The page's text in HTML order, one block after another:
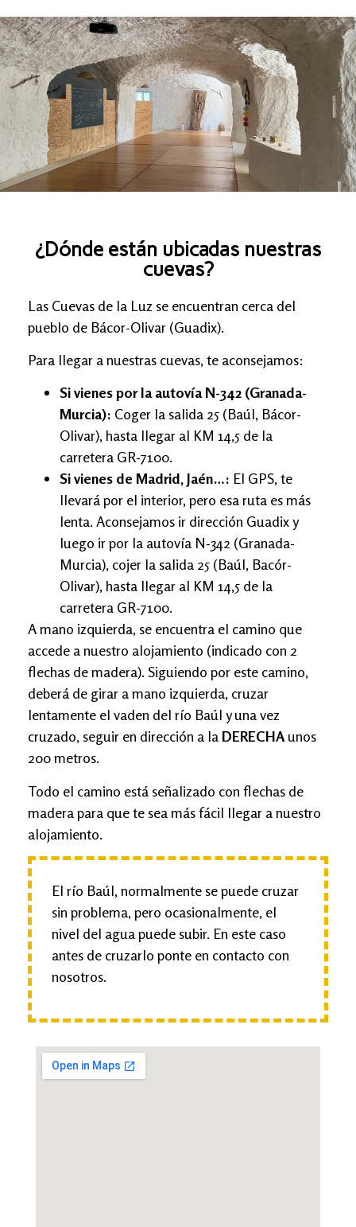
¿Dónde están ubicadas nuestras
cuevas?
Las Cuevas de la Luz se encuentran cerca del
pueblo de Bácor-Olivar (Guadix).
Para llegar a nuestras cuevas, te aconsejamos:
Si vienes por la autovía N-342 (Granada-
Murcia): Coger la salida 25 (Baúl, Bácor-
Olivar), hasta llegar al KM 14,5 de la
carretera GR-7100.
Si vienes de Madrid, Jaén…: El GPS, te
llevará por el interior, pero esa ruta es más
lenta. Aconsejamos ir dirección Guadix y
luego ir por la autovía N-342 (Granada-
Murcia), cojer la salida 25 (Baúl, Bacór-
Olivar), hasta llegar al KM 14,5 de la
carretera GR-7100.
A mano izquierda, se encuentra el camino que
accede a nuestro alojamiento (indicado con 2
flechas de madera). Siguiendo por este camino,
deberá de girar a mano izquierda, cruzar
lentamente el vaden del río Baúl y una vez
cruzado, seguir en dirección a laDERECHAunos
200 metros.
Todo el camino está señalizado con flechas de
madera para que te sea más fácil llegar a nuestro
alojamiento.
El río Baúl, normalmente se puede cruzar
sin problema, pero ocasionalmente, el
nivel del agua puede subir. En este caso
antes de cruzarlo ponte en contacto con
nosotros.